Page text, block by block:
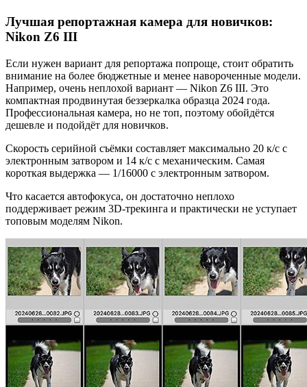
Лучшая репортажная камера для новичков:
Nikon Z6 III
Если нужен вариант для репортажа попроще, стоит обратить
внимание на более бюджетные и менее навороченные модели.
Например, очень неплохой вариант — Nikon Z6 III. Это
компактная продвинутая беззеркалка образца 2024 года.
Профессиональная камера, но не топ, поэтому обойдётся
дешевле и подойдёт для новичков.
Скорость серийной съёмки составляет максимально 20 к/с с
электронным затвором и 14 к/с с механическим. Самая
короткая выдержка — 1/16000 с электронным затвором.
Что касается автофокуса, он достаточно неплохо
поддерживает режим 3D-трекинга и практически не уступает
топовым моделям Nikon.